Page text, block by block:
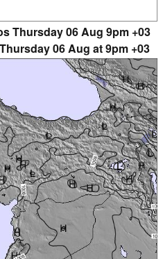
Thursday 06 Aug 9pm +03
06 Aug at 9pm +03